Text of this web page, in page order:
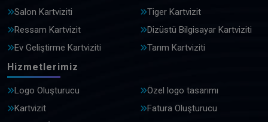
Salon Kartviziti
Tiger Kartvizit
Ressam Kartvizit
Dizüstü Bilgisayar Kartviziti
Ev Geliştirme Kartviziti
Tarım Kartviziti
Hizmetlerimiz
Logo Oluşturucu
Özel logo tasarımı
Kartvizit
Fatura Oluşturucu